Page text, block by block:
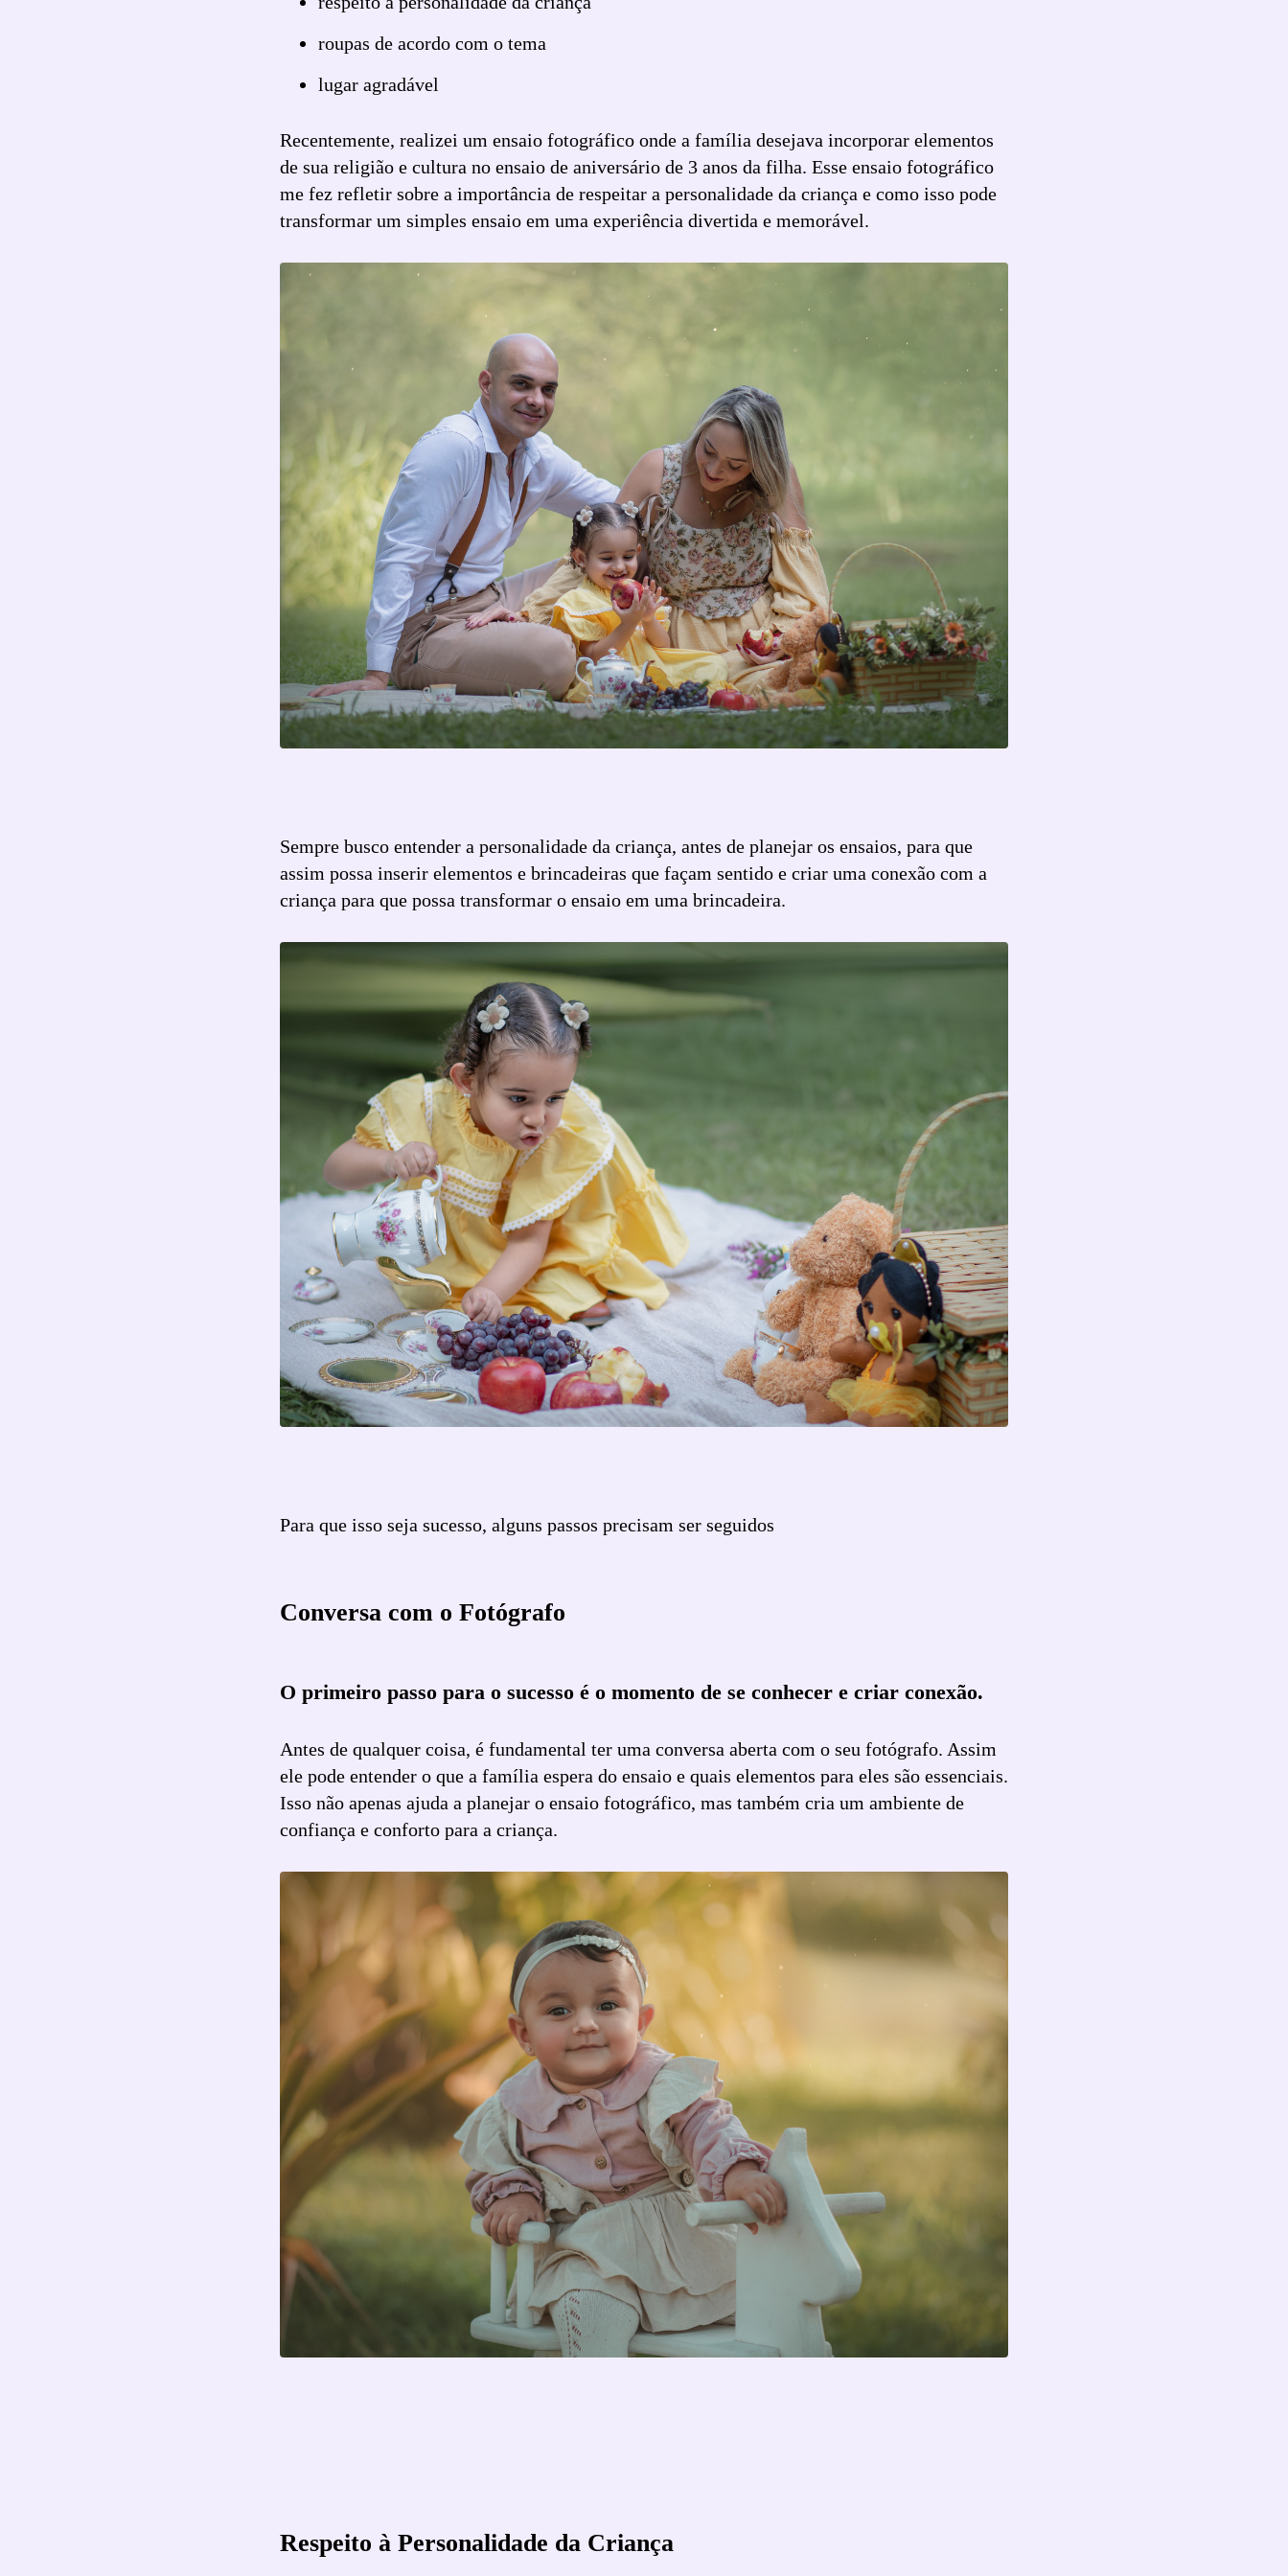
roupas de acordo com o tema
lugar agradável
Recentemente, realizei um ensaio fotográfico onde a família desejava incorporar elementos
de sua religião e cultura no ensaio de aniversário de 3 anos da filha. Esse ensaio fotográfico
me fez refletir sobre a importância de respeitar a personalidade da criança e como isso pode
transformar um simples ensaio em uma experiência divertida e memorável.
Sempre busco entender a personalidade da criança, antes de planejar os ensaios, para que
assim possa inserir elementos e brincadeiras que façam sentido e criar uma conexão com a
criança para que possa transformar o ensaio em uma brincadeira.
Para que isso seja sucesso, alguns passos precisam ser seguidos
Conversa com o Fotógrafo
O primeiro passo para o sucesso é o momento de se conhecer e criar conexão.
Antes de qualquer coisa, é fundamental ter uma conversa aberta com o seu fotógrafo. Assim
ele pode entender o que a família espera do ensaio e quais elementos para eles são essenciais.
Isso não apenas ajuda a planejar o ensaio fotográfico, mas também cria um ambiente de
confiança e conforto para a criança.
Respeito à Personalidade da Criança